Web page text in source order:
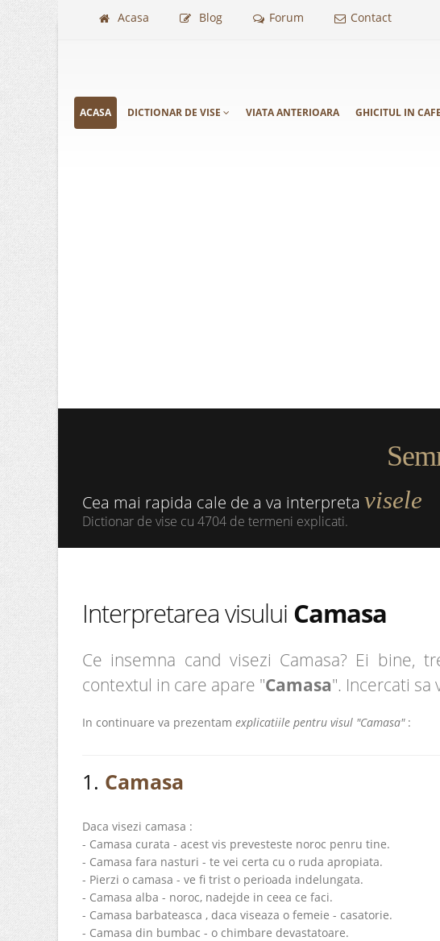
Acasa Blog Forum Contact
ACASA DICTIONAR DE VISE VIATA ANTERIOARA GHICITUL IN
Cea mai rapida cale de a va interpreta visele
Dictionar de vise cu 4704 de termeni explicati.
Interpretarea visului Camasa
Ce insemna cand visezi Camasa? Ei bine,
contextul in care apare "Camasa". Incercati
In continuare va prezentam explicatiile pentru visul "Camasa":
1. Camasa
Daca visezi camasa :
- Camasa curata - acest vis prevesteste noroc penru tine.
- Camasa fara nasturi - te vei certa cu o ruda apropiata.
- Pierzi o camasa - ve fi trist o perioada indelungata.
- Camasa alba - noroc, nadejde in ceea ce faci.
- Camasa barbateasca , daca viseaza o femeie - casatorie.
- Camasa din bumbac - o chimbare devastatoare.